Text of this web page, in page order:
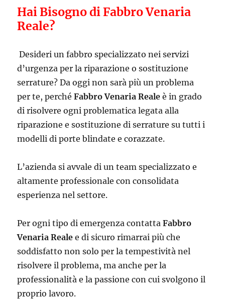
Hai Bisogno di Fabbro Venaria
Reale?
Desideri un fabbro specializzato nei servizi
d’urgenza per la riparazione o sostituzione
serrature? Da oggi non sarà più un problema
per te, perchéFabbro Venaria Reale è in grado
di risolvere ogni problematica legata alla
riparazione e sostituzione di serrature su tutti i
modelli di porte blindate e corazzate.
L’azienda si avvale di un team specializzato e
altamente professionale con consolidata
esperienza nel settore.
Per ogni tipo di emergenza contattaFabbro
Venaria Reale e di sicuro rimarrai più che
soddisfatto non solo per la tempestività nel
risolvere il problema, ma anche per la
professionalità e la passione con cui svolgono il
proprio lavoro.